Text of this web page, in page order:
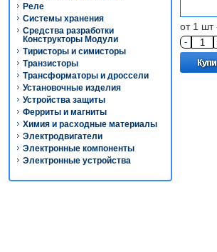
Реле
Системы хранения
Средства разработки
Конструкторы Модули
Тиристоры и симисторы
Транзисторы
Трансформаторы и дроссели
Установочные изделия
Устройства защиты
Ферриты и магниты
Химия и расходные материалы
Электродвигатели
Электронные компоненты
Электронные устройства
от 1 шт
-